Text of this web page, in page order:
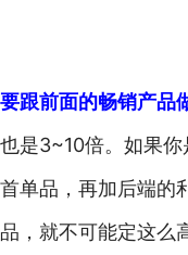
跟前面的畅销产品
是3~10倍。如果你
单品，再加后端的
，就不可能定这么